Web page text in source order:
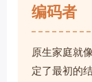
编码者
原生家庭就
定了最初的